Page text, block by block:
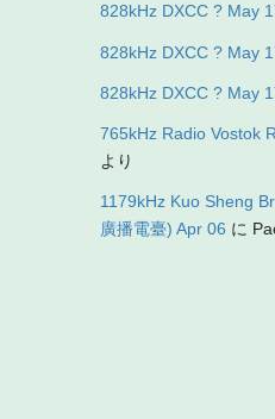
828kHz DXCC ? May
828kHz DXCC ? May
828kHz DXCC ? May
765kHz Radio Vostok
より
1179kHz Kuo Sheng
廣播電臺) Apr 06 に